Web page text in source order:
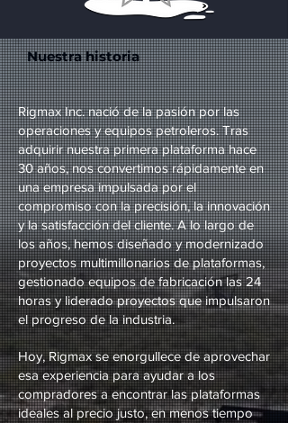
Nuestra historia
Rigmax Inc. nació de la pasión por las
operaciones y equipos petroleros. Tras
adquirir nuestra primera plataforma hace
30 años, nos convertimos rápidamente en
una empresa impulsada por el
compromiso con la precisión, la innovación
y la satisfacción del cliente. A lo largo de
los años, hemos diseñado y modernizado
proyectos multimillonarios de plataformas,
gestionado equipos de fabricación las 24
horas y liderado proyectos que impulsaron
el progreso de la industria.
Hoy, Rigmax se enorgullece de aprovechar
esa experiencia para ayudar a los
compradores a encontrar las plataformas
ideales al precio justo, en menos tiempo